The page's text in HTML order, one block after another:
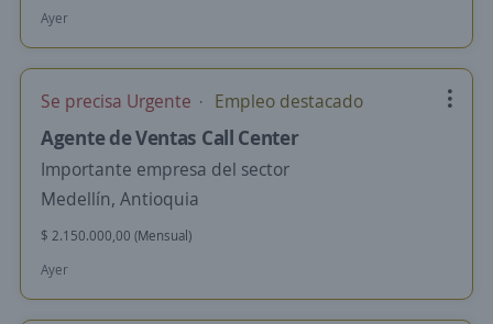
Ayer
Se precisa Urgente Empleo destacado
Agente de Ventas Call Center
Importante empresa del sector
Medellín, Antioquia
$ 2.150.000,00 (Mensual)
Ayer